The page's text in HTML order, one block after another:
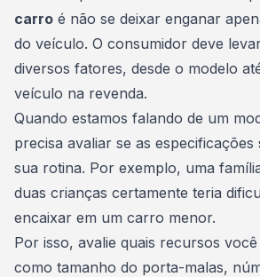
carro é não se deixar enganar
do veículo. O consumidor deve
diversos fatores, desde o modelo
veículo na revenda.
Quando estamos falando de um
precisa avaliar se as especificações
sua rotina. Por exemplo, uma
duas crianças certamente teria
encaixar em um carro menor.
Por isso, avalie quais recursos
como tamanho do porta-malas,